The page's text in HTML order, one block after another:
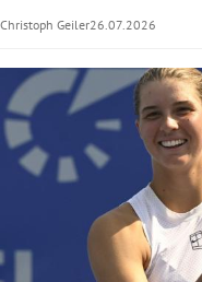
Christoph Geiler26.07.2026